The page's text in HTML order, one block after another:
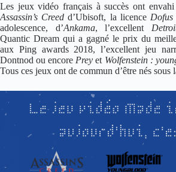
Les jeux vidéo français à succès ont
Assassin’s Creed d’Ubisoft, la licence
adolescence, d’Ankama, l’excellent
Quantic Dream qui a gagné le prix du
aux Ping awards 2018, l’excellent jeu
Dontnod ou encore Prey et Wolfenstein :
Tous ces jeux ont de commun d’être nés